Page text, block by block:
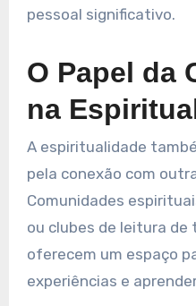
pessoal significativo.
O Papel da
na
A espiritualidade
pela conexão com
Comunidades
ou clubes de leitura de
oferecem um espaço
experiências e